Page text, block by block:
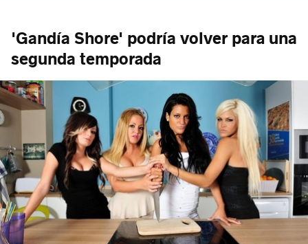
'Gandía Shore' podría volver para una
segunda temporada